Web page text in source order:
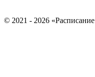
© 2021 - 2026 «Расписание